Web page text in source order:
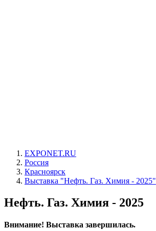
EXPONET.RU
Россия
Красноярск
Выставка "Нефть. Газ. Химия - 2025"
Нефть. Газ. Химия - 2025
Внимание! Выставка завершилась.